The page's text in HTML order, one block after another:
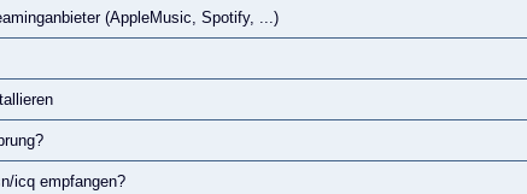
(AppleMusic, Spotify, ...)
icq empfangen?